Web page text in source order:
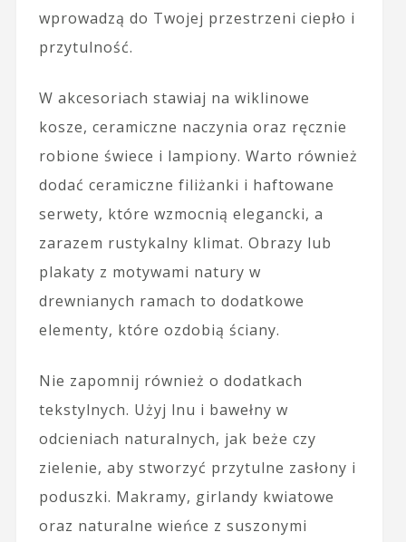
wprowadzą do Twojej przestrzeni ciepło i
przytulność.
W akcesoriach stawiaj na wiklinowe
kosze, ceramiczne naczynia oraz ręcznie
robione świece i lampiony. Warto również
dodać ceramiczne filiżanki i haftowane
serwety, które wzmocnią elegancki, a
zarazem rustykalny klimat. Obrazy lub
plakaty z motywami natury w
drewnianych ramach to dodatkowe
elementy, które ozdobią ściany.
Nie zapomnij również o dodatkach
tekstylnych. Użyj lnu i bawełny w
odcieniach naturalnych, jak beże czy
zielenie, aby stworzyć przytulne zasłony i
poduszki. Makramy, girlandy kwiatowe
oraz naturalne wieńce z suszonymi